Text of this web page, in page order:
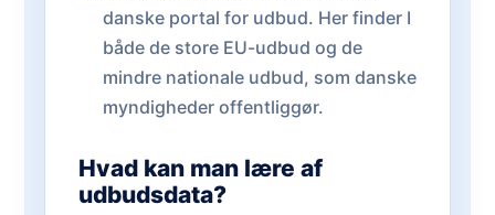
danske portal for udbud. Her finder I
både de store EU-udbud og de
mindre nationale udbud, som danske
myndigheder offentliggør.
Hvad kan man lære af
udbudsdata?